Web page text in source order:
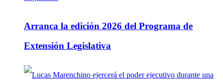
Arranca la edición 2026 del Programa de
Extensión Legislativa